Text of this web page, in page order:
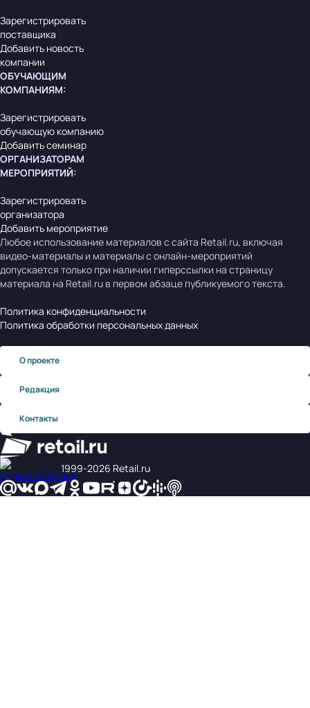
Зарегистрировать
поставщика
Добавить новость
компании
ОБУЧАЮЩИМ
КОМПАНИЯМ:
Зарегистрировать
обучающую компанию
Добавить семинар
ОРГАНИЗАТОРАМ
МЕРОПРИЯТИЙ:
Зарегистрировать
организатора
Добавить мероприятие
Любое использование материалов с сайта Retail.ru, включая
видео-материалы и материалы с онлайн-мероприятий
допускается только при наличии гиперссылки на страницу
материала на Retail.ru в первом абзаце публикуемого текста.
Политика конфиденциальности
Политика обработки персональных данных
О проекте
Редакция
Контакты
1999‑2026 Retail.ru